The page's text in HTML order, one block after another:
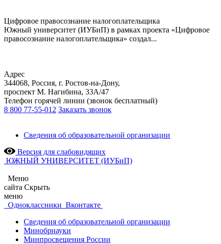
Цифровое правосознание налогоплательщика
Южный университет (ИУБиП) в рамках проекта «Цифровое
правосознание налогоплательщика» создал...
Адрес
344068, Россия, г. Ростов-на-Дону,
проспект М. Нагибина, 33А/47
Телефон горячей линии (звонок бесплатный)
8 800 77-55-012 Заказать звонок
Сведения об образовательной организации
Версия для слабовидящих
ЮЖНЫЙ УНИВЕРСИТЕТ (ИУБиП)
Меню
сайта Скрыть
меню
Одноклассники Вконтакте
Сведения об образовательной организации
Минобрнауки
Минпросвещения России